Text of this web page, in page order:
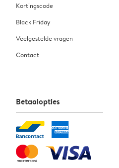
Kortingscode
Black Friday
Veelgestelde vragen
Contact
Betaalopties